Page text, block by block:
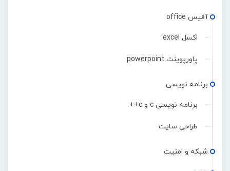
آفیس office
اکسل excel
پاورپوینت powerpoint
برنامه نویسی
برنامه نویسی c و c++
طراحی سایت
شبکه و امنیت